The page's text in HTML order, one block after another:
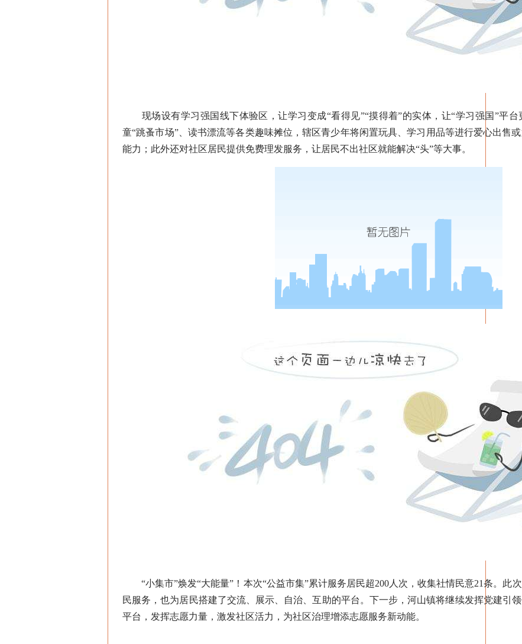
现场设有学习强国线下体验区，让学习变成“看得见”“摸得着”的实体，让“学习强国”平台
童“跳蚤市场”、读书漂流等各类趣味摊位，辖区青少年将闲置玩具、学习用品等进行爱心出售
能力；此外还对社区居民提供免费理发服务，让居民不出社区就能解决“头”等大事。
“小集市”焕发“大能量”！本次“公益市集”累计服务居民超200人次，收集社情民意21条。此
民服务，也为居民搭建了交流、展示、自治、互助的平台。下一步，河山镇将继续发挥党建引
平台，发挥志愿力量，激发社区活力，为社区治理增添志愿服务新动能。